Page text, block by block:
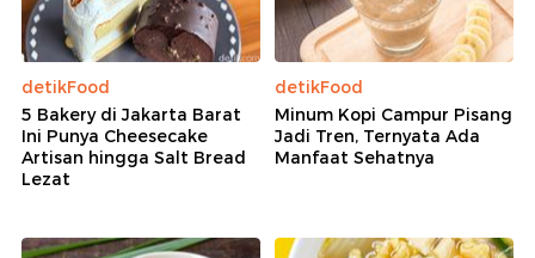
detikFood
5 Bakery di Jakarta Barat
Ini Punya Cheesecake
Artisan hingga Salt Bread
Lezat
detikFood
Minum Kopi Campur Pisang
Jadi Tren, Ternyata Ada
Manfaat Sehatnya